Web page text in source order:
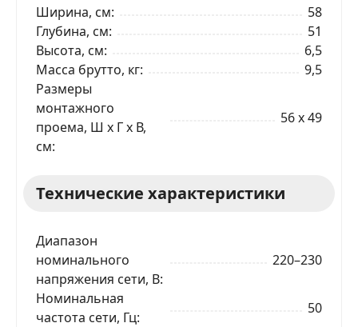
Ширина, см
58
Глубина, см
51
Высота, см
6,5
Масса брутто, кг
9,5
Размеры
монтажного
проема, Ш x Г x В,
см
56 x 49
Технические характеристики
Диапазон
номинального
напряжения сети, В
220–230
Номинальная
частота сети, Гц
50
ОТПРАВИТЬ ЗАЯВКУ